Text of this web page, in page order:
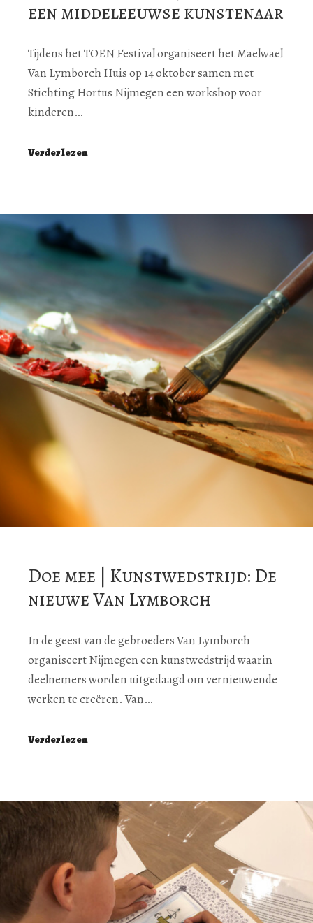
een middeleeuwse kunstenaar
Tijdens het TOEN Festival organiseert het Maelwael
Van Lymborch Huis op 14 oktober samen met
Stichting Hortus Nijmegen een workshop voor
kinderen…
Verder lezen
Doe mee | Kunstwedstrijd: De
nieuwe Van Lymborch
In de geest van de gebroeders Van Lymborch
organiseert Nijmegen een kunstwedstrijd waarin
deelnemers worden uitgedaagd om vernieuwende
werken te creëren. Van…
Verder lezen